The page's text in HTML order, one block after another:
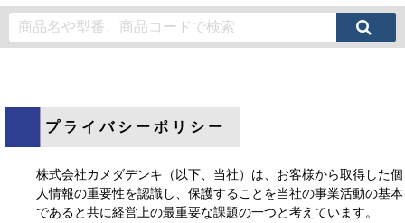
プライバシーポリシー
株式会社カメダデンキ（以下、当社）は、お客様から取得した個
人情報の重要性を認識し、保護することを当社の事業活動の基本
であると共に経営上の最重要な課題の一つと考えています。